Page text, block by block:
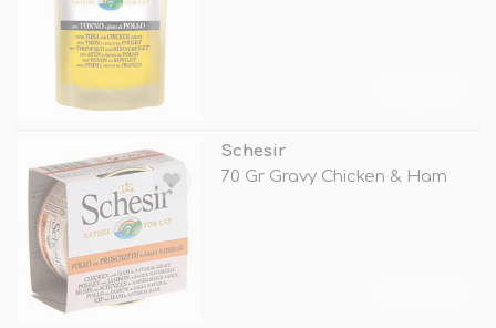
Schesir
70 Gr Gravy Chicken & Ham